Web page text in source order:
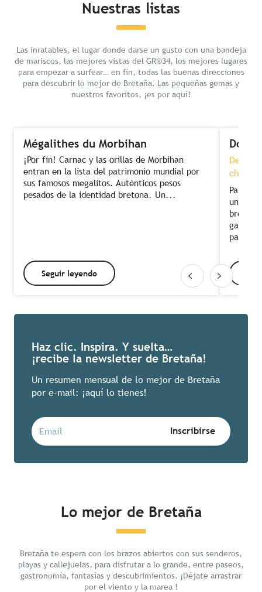
Nuestras listas
Las inratables, el lugar donde darse un gusto con una bandeja
de mariscos, las mejores vistas del GR®34, los mejores lugares
para empezar a surfear… en fin, todas las buenas direcciones
para descubrir lo mejor de Bretaña. Las pequeñas gemas y
nuestros favoritos, ¡es por aquí!
Mégalithes du Morbihan
¡Por fin! Carnac y las orillas de Morbihan
entran en la lista del patrimonio mundial por
sus famosos megalitos. Auténticos pesos
pesados de la identidad bretona. Un...
Seguir leyendo
chef
Para
una
bretón.
para...
Haz clic. Inspira. Y suelta…
¡recibe la newsletter de Bretaña!
Un resumen mensual de lo mejor de Bretaña
por e-mail: ¡aquí lo tienes!
Lo mejor de Bretaña
Bretaña te espera con los brazos abiertos con sus senderos,
playas y callejuelas, para disfrutar a lo grande, entre paseos,
gastronomía, fantasías y descubrimientos. ¡Déjate arrastrar
por el viento y la marea !